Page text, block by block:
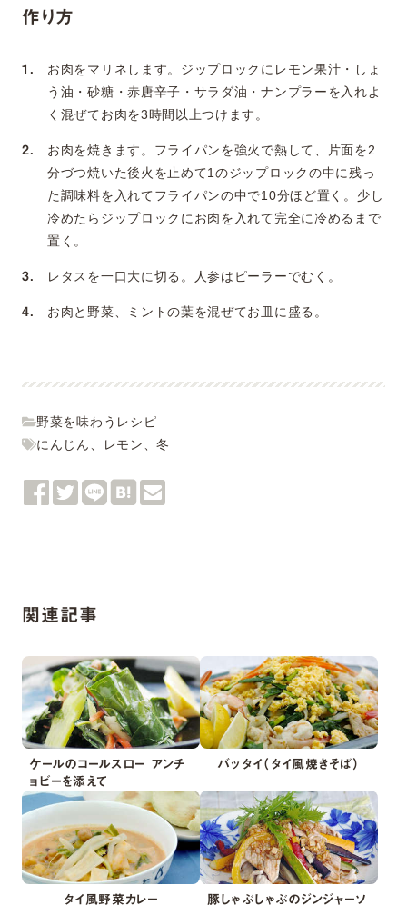
作り方
お肉をマリネします。ジップロックにレモン果汁・しょ
う油・砂糖・赤唐辛子・サラダ油・ナンプラーを入れよ
く混ぜてお肉を3時間以上つけます。
お肉を焼きます。フライパンを強火で熱して、片面を2
分づつ焼いた後火を止めて1のジップロックの中に残っ
た調味料を入れてフライパンの中で10分ほど置く。少し
冷めたらジップロックにお肉を入れて完全に冷めるまで
置く。
レタスを一口大に切る。人参はピーラーでむく。
お肉と野菜、ミントの葉を混ぜてお皿に盛る。
野菜を味わうレシピ
にんじん
レモン 、冬
関連記事
ケールのコールスロー アンチ
ョビーを添えて
バッタイ（タイ風焼きそば）
タイ風野菜カレー 豚しゃぶしゃぶのジンジャーソ